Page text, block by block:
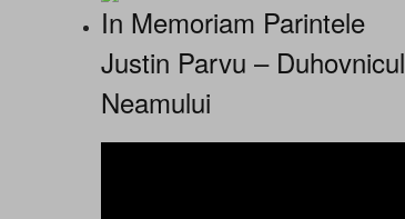
In Memoriam Parintele
Justin Parvu – Duhovnicul
Neamului